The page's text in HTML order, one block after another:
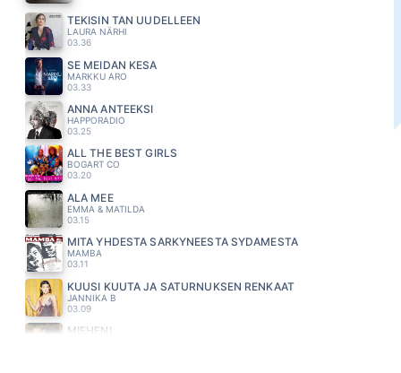
TEKISIN TÄN UUDELLEEN
LAURA NÄRHI
03.36
SE MEIDÄN KESÄ
MARKKU ARO
03.33
ANNA ANTEEKSI
HAPPORADIO
03.25
ALL THE BEST GIRLS
BOGART CO
03.20
ÄLÄ MEE
EMMA & MATILDA
03.15
MITÄ YHDESTÄ SÄRKYNEESTÄ SYDÄMESTÄ
MAMBA
03.11
KUUSI KUUTA JA SATURNUKSEN RENKAAT
JANNIKA B
03.09
MIEHENI